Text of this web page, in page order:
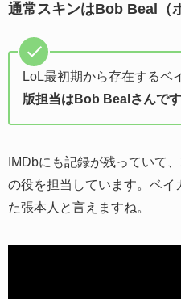
通常スキンはBob Beal（
LoL最初期から存在するベ
版担当はBob Bealさんです
IMDbにも記録が残っていて
の役を担当しています。ベイ
た張本人と言えますね。